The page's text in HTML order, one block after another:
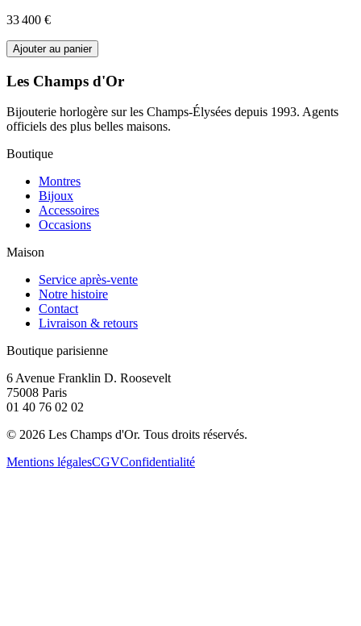
33 400 €
Ajouter au panier
Les Champs d'Or
Bijouterie horlogère sur les Champs-Élysées depuis 1993. Agents
officiels des plus belles maisons.
Boutique
Montres
Bijoux
Accessoires
Occasions
Maison
Service après-vente
Notre histoire
Contact
Livraison & retours
Boutique parisienne
6 Avenue Franklin D. Roosevelt
75008 Paris
01 40 76 02 02
© 2026 Les Champs d'Or. Tous droits réservés.
Mentions légalesCGVConfidentialité